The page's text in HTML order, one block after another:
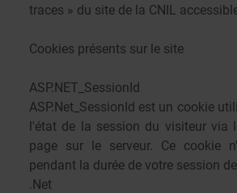
traces » du site de la CNIL
Cookies présents sur le site
ASP.NET_SessionId
ASP.Net_SessionId est un cookie
l'état de la session du visiteur via
page sur le serveur. Ce cookie
pendant la durée de votre session
.Net